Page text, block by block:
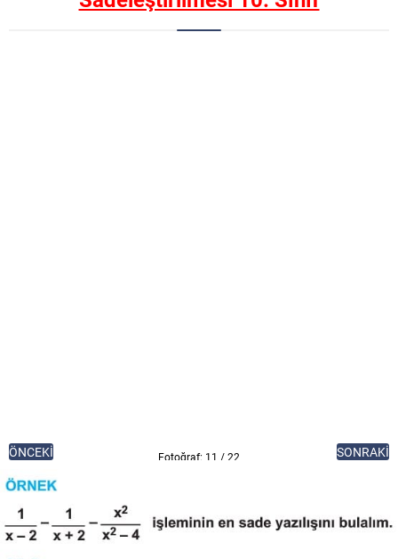
ÖNCEKİ Fotoğraf: 11 / 22 SONRAKİ